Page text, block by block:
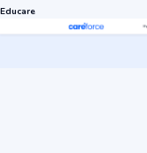
Educare